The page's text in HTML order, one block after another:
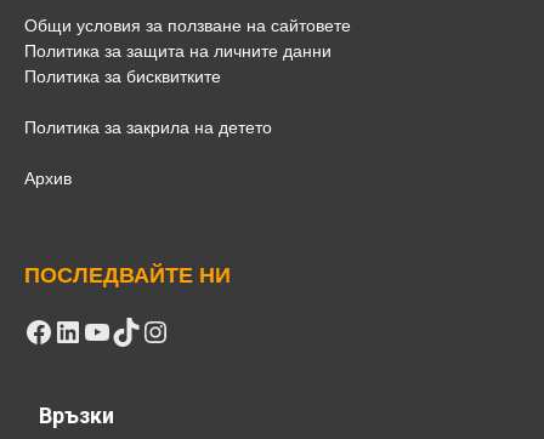
Общи условия за ползване на сайтовете
Политика за защита на личните данни
Политика за бисквитките
Политика за закрила на детето
Архив
ПОСЛЕДВАЙТЕ НИ
Facebook
LinkedIn
YouTube
TikTok
Instagram
Връзки